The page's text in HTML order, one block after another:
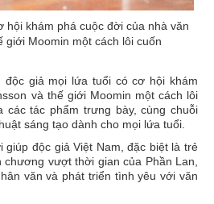
hội khám phá cuộc đời của nhà văn
giới Moomin một cách lôi cuốn
độc giả mọi lứa tuổi có cơ hội khám
và thế giới Moomin một cách lôi
các tác phẩm trưng bày, cùng chuỗi
sáng tạo dành cho mọi lứa tuổi.
độc giả Việt Nam, đặc biệt là trẻ
chương vượt thời gian của Phần Lan,
văn và phát triển tình yêu với văn